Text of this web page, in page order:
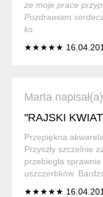
że moje prace
Pozdrawiam
ks.
★★★★★
Marta
"RAJSKI
Przepiękna
Przyszły szczelnie
przebiegła
uszczerbków.
★★★★★